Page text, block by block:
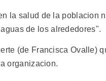
la salud de la poblacion
de los alrededores".
(de Francisca Ovalle)
organizacion.